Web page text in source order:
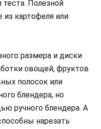
теста. Полезной
из картофеля или
размера и диски
овощей, фруктов
полосок или
блендера, но
ручного блендера. А
нарезать